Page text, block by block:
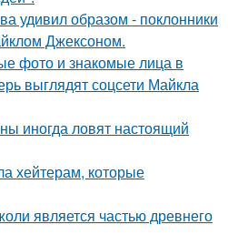
удивил образом - поклонники
Джексоном.
фото и знакомые лица в
выглядят соцсети Майкла
иногда ловят настоящий
хейтерам, которые
является частью древнего